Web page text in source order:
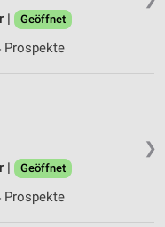
|
Geöffnet
Prospekte
❯
|
Geöffnet
Prospekte